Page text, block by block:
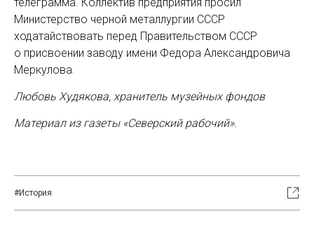
Министерство черной металлургии СССР
ходатайствовать перед Правительством СССР
о присвоении заводу имени Федора Александровича
Меркулова.
Любовь Худякова, хранитель музейных фондов
Материал из газеты «Северский рабочий».
#История